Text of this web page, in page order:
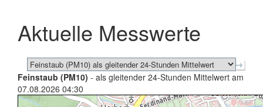
schließen
Aktuelle Messwerte
Feinstaub (PM10) - als gleitender 24-Stunden Mittelwert am
07.08.2026 04:30